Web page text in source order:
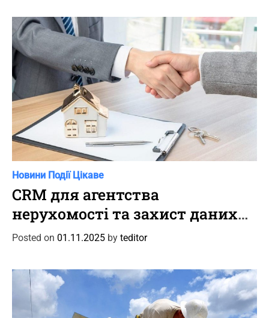
e
s
C
a
t
e
g
i
Новини Події Цікаве
CRM для агентства
нерухомості та захист даних
клієнтів
Posted on 01.11.2025 by teditor